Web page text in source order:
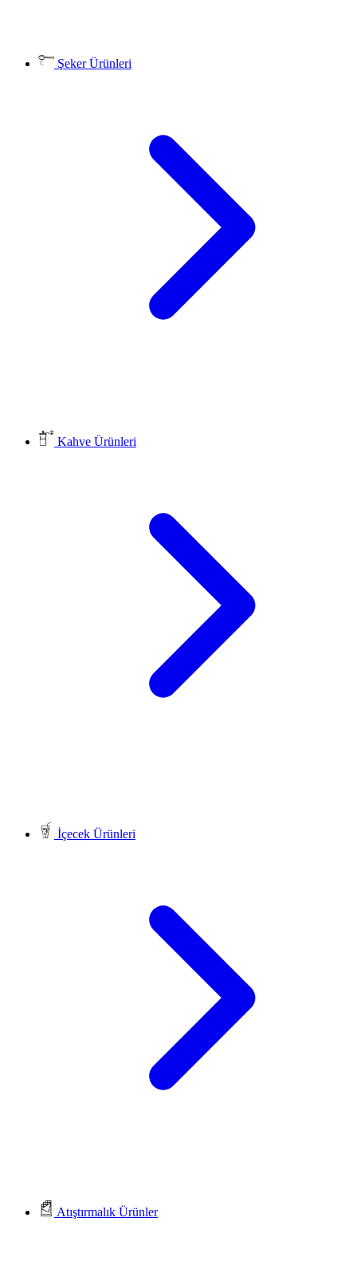
Şeker Ürünleri
Kahve Ürünleri
İçecek Ürünleri
Atıştırmalık Ürünler